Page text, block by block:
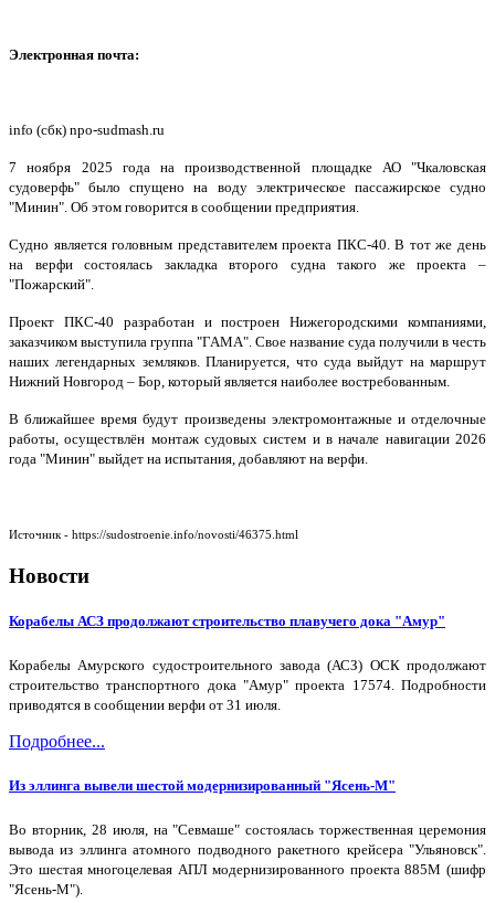
Электронная почта:
info (сбк) npo-sudmash.ru
7 ноября 2025 года на производственной площадке АО "Чкаловская
судоверфь" было спущено на воду электрическое пассажирское судно
"Минин". Об этом говорится в сообщении предприятия.
Судно является головным представителем проекта ПКС-40. В тот же день
на верфи состоялась закладка второго судна такого же проекта –
"Пожарский".
Проект ПКС-40 разработан и построен Нижегородскими компаниями,
заказчиком выступила группа "ГАМА". Свое название суда получили в честь
наших легендарных земляков. Планируется, что суда выйдут на маршрут
Нижний Новгород – Бор, который является наиболее востребованным.
В ближайшее время будут произведены электромонтажные и отделочные
работы, осуществлён монтаж судовых систем и в начале навигации 2026
года "Минин" выйдет на испытания, добавляют на верфи.
Источник - https://sudostroenie.info/novosti/46375.html
Новости
Корабелы АСЗ продолжают строительство плавучего дока "Амур"
Корабелы Амурского судостроительного завода (АСЗ) ОСК продолжают
строительство транспортного дока "Амур" проекта 17574. Подробности
приводятся в сообщении верфи от 31 июля.
Подробнее...
Из эллинга вывели шестой модернизированный "Ясень-М"
Во вторник, 28 июля, на "Севмаше" состоялась торжественная церемония
вывода из эллинга атомного подводного ракетного крейсера "Ульяновск".
Это шестая многоцелевая АПЛ модернизированного проекта 885М (шифр
"Ясень-М").